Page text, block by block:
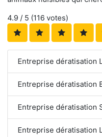
4.9 / 5 (116 votes)
Entreprise dératisation
Entreprise dératisation
Entreprise dératisation
Entreprise dératisation